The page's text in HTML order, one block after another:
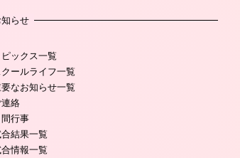
らせ
ピックス一覧
ールライフ一覧
なお知らせ一覧
絡
間行事
結果一覧
情報一覧